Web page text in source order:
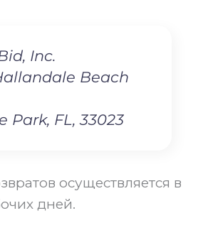
Inc.
Beach
Park, FL, 33023
осуществляется в
дней.